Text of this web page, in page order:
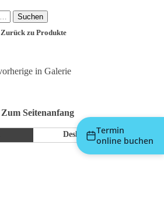
Termin
online buchen
Zurück zu Produkte
in Galerie
Zum Seitenanfang
Desktop